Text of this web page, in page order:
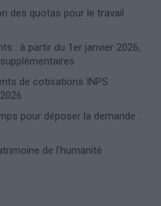
des quotas pour le travail
: à partir du 1er janvier 2026,
de cotisations INPS
pour déposer la demande :
de l’humanité